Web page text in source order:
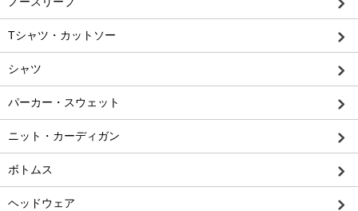
Tシャツ・カットソー
シャツ
パーカー・スウェット
ニット・カーディガン
ボトムス
ヘッドウェア